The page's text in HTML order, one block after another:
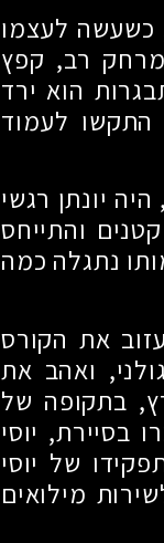
כשעשה לעצמו
רב, קפץ
הוא ירד
התקשו לעמוד
יונתן רגשי
והתייחס
נתגלה כמה
את הקורס
ואהב את
בתקופה של
בסיירת, יוסי
של יוסי
מילואים